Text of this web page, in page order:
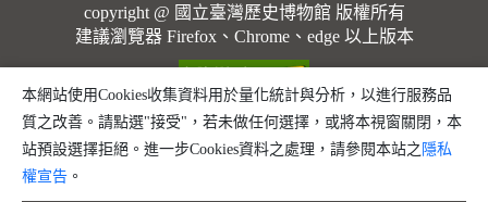
copyright @ 國立臺灣歷史博物館 版權所有
建議瀏覽器 Firefox、Chrome、edge 以上版本
本網站使用Cookies收集資料用於量化統計與分析，以進行服務品
質之改善。請點選"接受"，若未做任何選擇，或將本視窗關閉，本
站預設選擇拒絕。進一步Cookies資料之處理，請參閱本站之 隱私
權宣告 。